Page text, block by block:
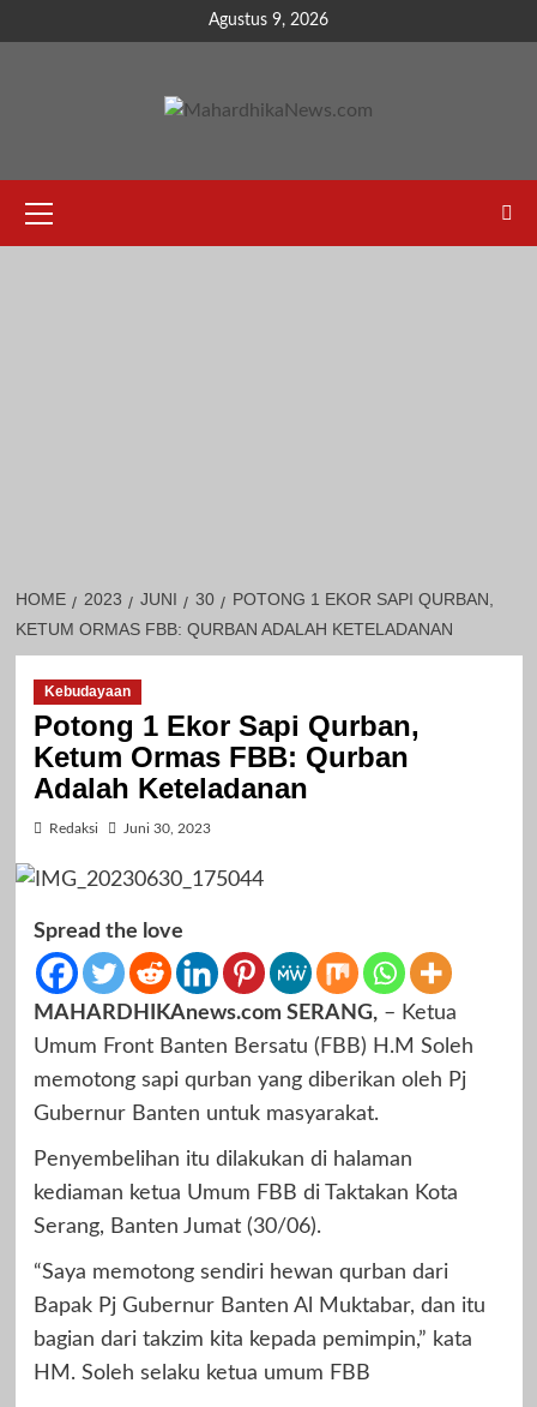
to
Agustus 9, 2026
Menu
HOME 2023 JUNI 30
POTONG 1 EKOR SAPI QURBAN,
KETUM ORMAS FBB: QURBAN ADALAH KETELADANAN
Kebudayaan
Potong 1 Ekor Sapi Qurban,
Ketum Ormas FBB: Qurban
Adalah Keteladanan
Redaksi Juni 30, 2023
Spread the love
MAHARDHIKAnews.com SERANG,– Ketua
Umum Front Banten Bersatu (FBB) H.M Soleh
memotong sapi qurban yang diberikan oleh Pj
Gubernur Banten untuk masyarakat.
Penyembelihan itu dilakukan di halaman
kediaman ketua Umum FBB di Taktakan Kota
Serang, Banten Jumat (30/06).
“Saya memotong sendiri hewan qurban dari
Bapak Pj Gubernur Banten Al Muktabar, dan itu
bagian dari takzim kita kepada pemimpin,” kata
HM. Soleh selaku ketua umum FBB